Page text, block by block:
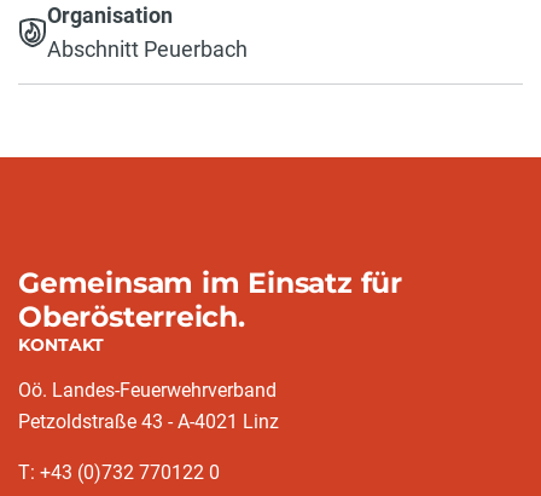
Organisation
Abschnitt Peuerbach
Gemeinsam im Einsatz für
Oberösterreich.
KONTAKT
Oö. Landes-Feuerwehrverband
Petzoldstraße 43 - A-4021 Linz
T: +43 (0)732 770122 0